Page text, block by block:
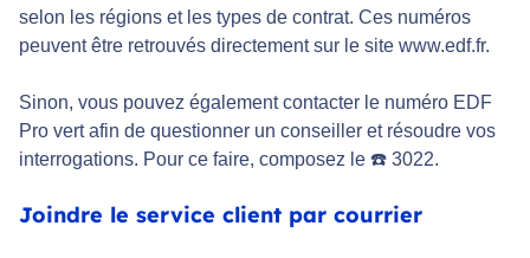
selon les régions et les types de contrat. Ces numéros
peuvent être retrouvés directement sur le site www.edf.fr.
Sinon, vous pouvez également contacter le numéro EDF
Pro vert afin de questionner un conseiller et résoudre vos
interrogations. Pour ce faire, composez le ☎️ 3022.
Joindre le service client par courrier